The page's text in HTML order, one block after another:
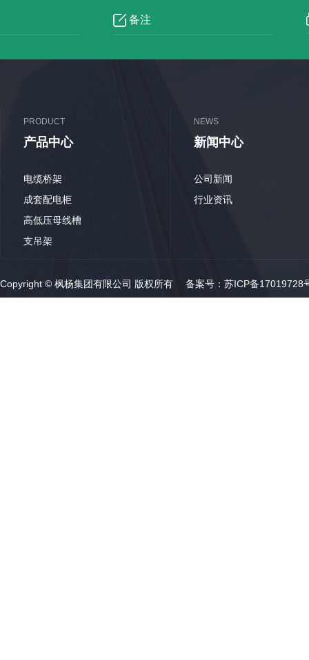
PRODUCT
产品中心
电缆桥架
成套配电柜
高低压母线槽
支吊架
NEWS
新闻中心
公司新闻
行业资讯
Copyright © 枫杨集团有限公司 版权所有 备案号： 苏ICP备17019728